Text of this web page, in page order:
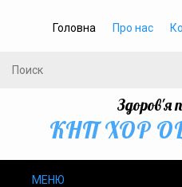
Головна Про нас
Здоров'я
КНП ХОР
МЕНЮ